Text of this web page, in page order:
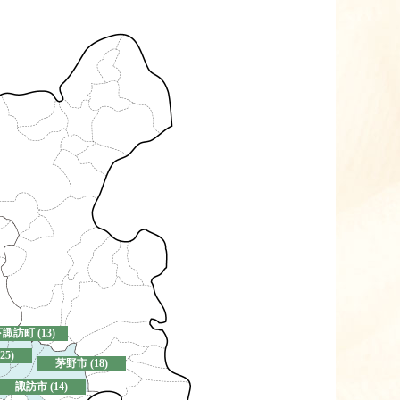
諏訪町 (13)
諏訪市 (14)
茅野市 (18)